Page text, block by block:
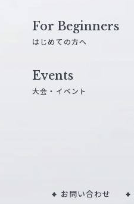
For Beginners
はじめての方へ
Events
大会・イベント
お問い合わせ